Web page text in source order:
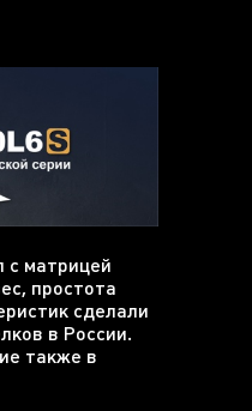
с матрицей
простота
сделали
в России.
также в